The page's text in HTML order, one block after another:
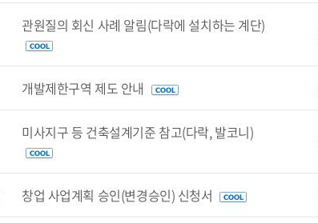
관원질의 회신 사례 알림(다락에 설치하는 계단)
개발제한구역 제도 안내
미사지구 등 건축설계기준 참고(다락, 발코니)
창업 사업계획 승인(변경승인) 신청서